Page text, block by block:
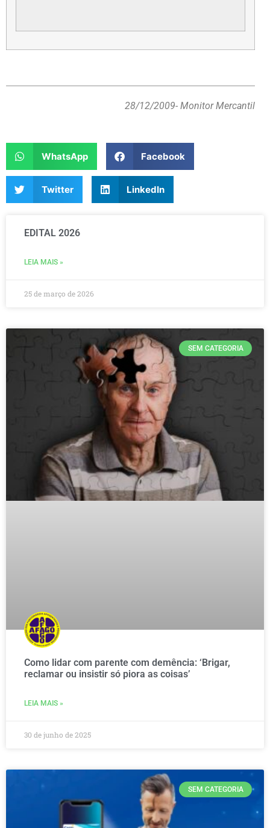
28/12/2009- Monitor Mercantil
WhatsApp Facebook
Twitter LinkedIn
EDITAL 2026
LEIA MAIS »
25 de março de 2026
SEM CATEGORIA
Como lidar com parente com demência: ‘Brigar,
reclamar ou insistir só piora as coisas’
LEIA MAIS »
30 de junho de 2025
SEM CATEGORIA